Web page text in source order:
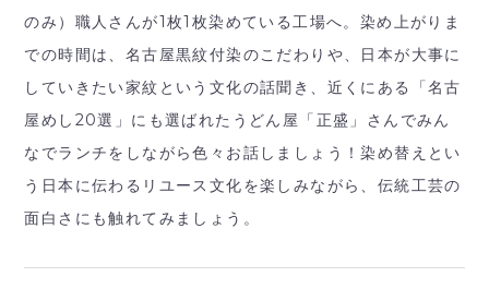
のみ）職人さんが1枚1枚染めている工場へ。染め上がりま
での時間は、名古屋黒紋付染のこだわりや、日本が大事に
していきたい家紋という文化の話聞き、近くにある「名古
屋めし20選」にも選ばれたうどん屋「正盛」さんでみん
なでランチをしながら色々お話しましょう！染め替えとい
う日本に伝わるリユース文化を楽しみながら、伝統工芸の
面白さにも触れてみましょう。